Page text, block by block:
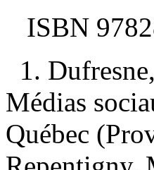
ISBN
1.
Médias
Québec